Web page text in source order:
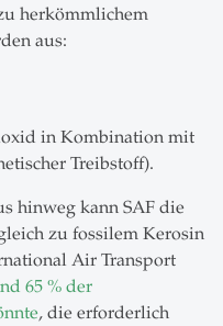
herkömmlichem
aus:
in Kombination mit
Treibstoff).
hinweg kann SAF die
zu fossilem Kerosin
Air Transport
65 % der
, die erforderlich